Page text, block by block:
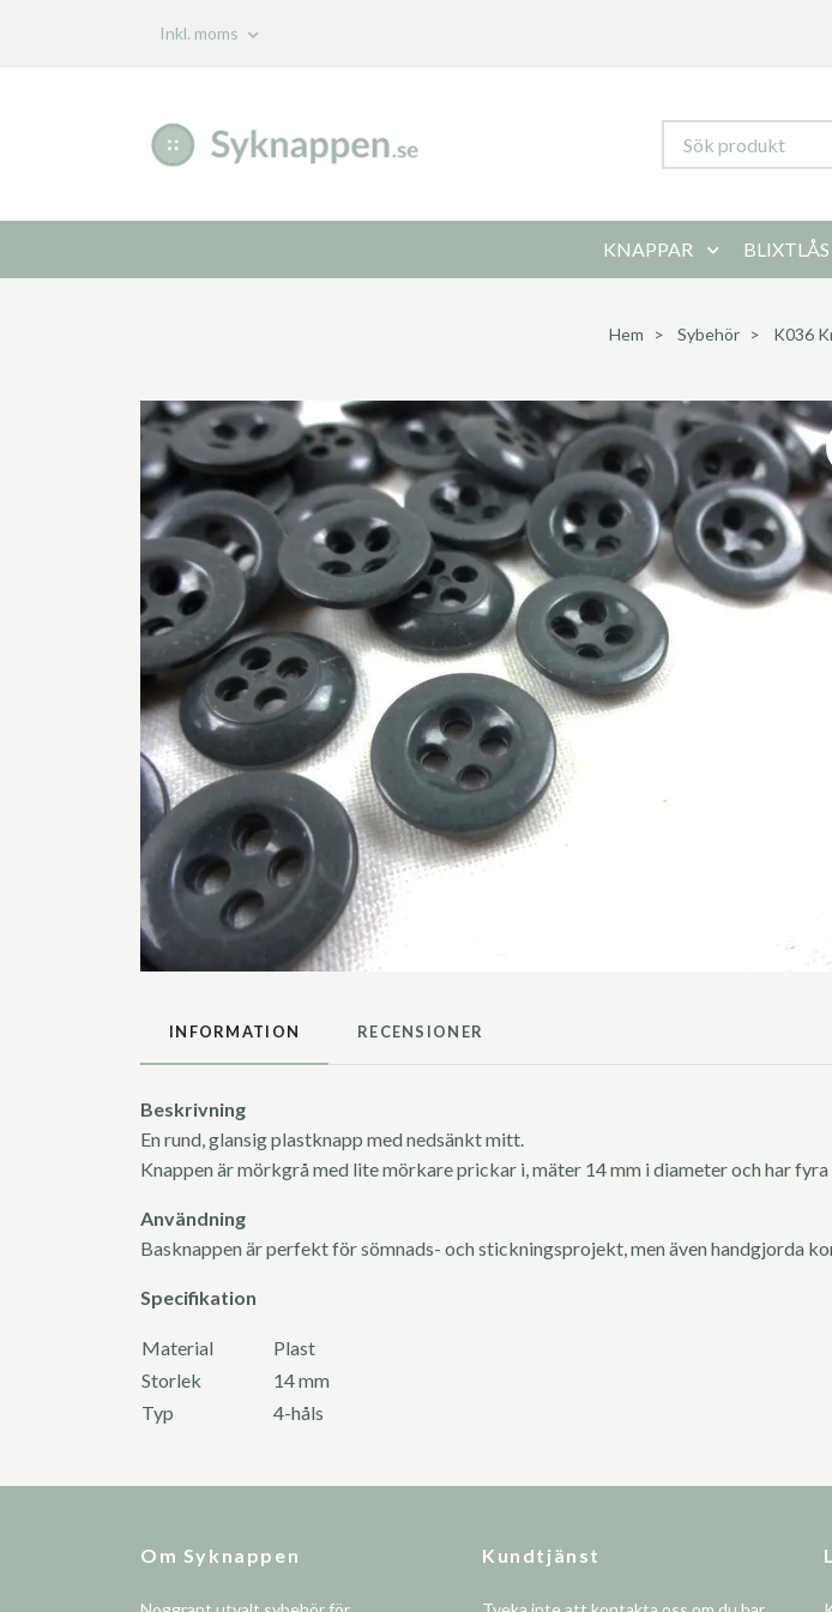
Inkl. moms
KNAPPAR BLIXTLÅS
Hem Sybehör K036
INFORMATION RECENSIONER
Beskrivning
En rund, glansig plastknapp med nedsänkt mitt.
Knappen är mörkgrå med lite mörkare prickar i, mäter 14 mm i diameter och har fyra
Användning
Basknappen är perfekt för sömnads- och stickningsprojekt, men även handgjorda
Specifikation
Material
Plast
Storlek
14 mm
Typ
4-håls
Om Syknappen Kundtjänst